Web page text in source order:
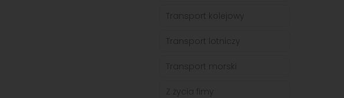
Transport kolejowy
Transport lotniczy
Transport morski
Z życia fimy